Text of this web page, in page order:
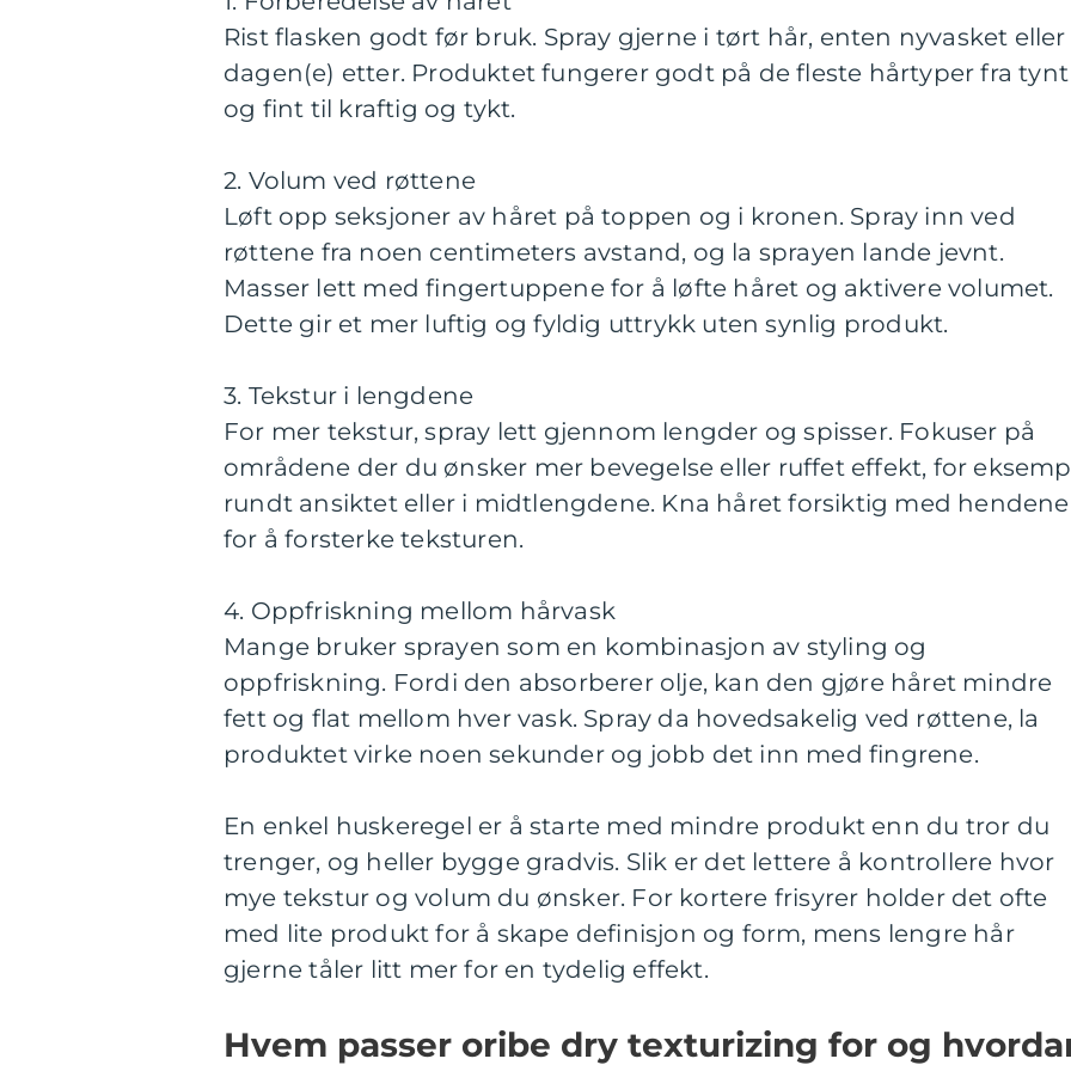
Rist flasken godt før bruk. Spray gjerne i tørt hår, enten nyvasket eller
dagen(e) etter. Produktet fungerer godt på de fleste hårtyper fra tynt
og fint til kraftig og tykt.
2. Volum ved røttene
Løft opp seksjoner av håret på toppen og i kronen. Spray inn ved
røttene fra noen centimeters avstand, og la sprayen lande jevnt.
Masser lett med fingertuppene for å løfte håret og aktivere volumet.
Dette gir et mer luftig og fyldig uttrykk uten synlig produkt.
3. Tekstur i lengdene
For mer tekstur, spray lett gjennom lengder og spisser. Fokuser på
områdene der du ønsker mer bevegelse eller ruffet effekt, for
rundt ansiktet eller i midtlengdene. Kna håret forsiktig med hendene
for å forsterke teksturen.
4. Oppfriskning mellom hårvask
Mange bruker sprayen som en kombinasjon av styling og
oppfriskning. Fordi den absorberer olje, kan den gjøre håret mindre
fett og flat mellom hver vask. Spray da hovedsakelig ved røttene, la
produktet virke noen sekunder og jobb det inn med fingrene.
En enkel huskeregel er å starte med mindre produkt enn du tror du
trenger, og heller bygge gradvis. Slik er det lettere å kontrollere hvor
mye tekstur og volum du ønsker. For kortere frisyrer holder det ofte
med lite produkt for å skape definisjon og form, mens lengre hår
gjerne tåler litt mer for en tydelig effekt.
Hvem passer oribe dry texturizing for og